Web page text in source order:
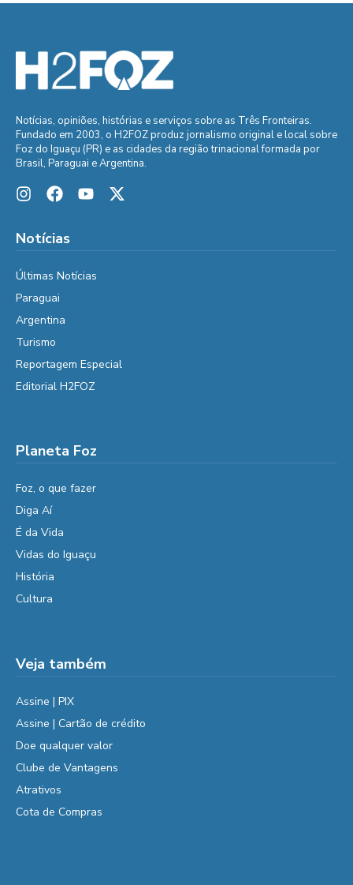
Notícias, opiniões, histórias e serviços sobre as Três Fronteiras.
Fundado em 2003, o H2FOZ produz jornalismo original e local sobre
Foz do Iguaçu (PR) e as cidades da região trinacional formada por
Brasil, Paraguai e Argentina.
Notícias
Últimas Notícias
Paraguai
Argentina
Turismo
Reportagem Especial
Editorial H2FOZ
Planeta Foz
Foz, o que fazer
Diga Aí
É da Vida
Vidas do Iguaçu
História
Cultura
Veja também
Assine | PIX
Assine | Cartão de crédito
Doe qualquer valor
Clube de Vantagens
Atrativos
Cota de Compras